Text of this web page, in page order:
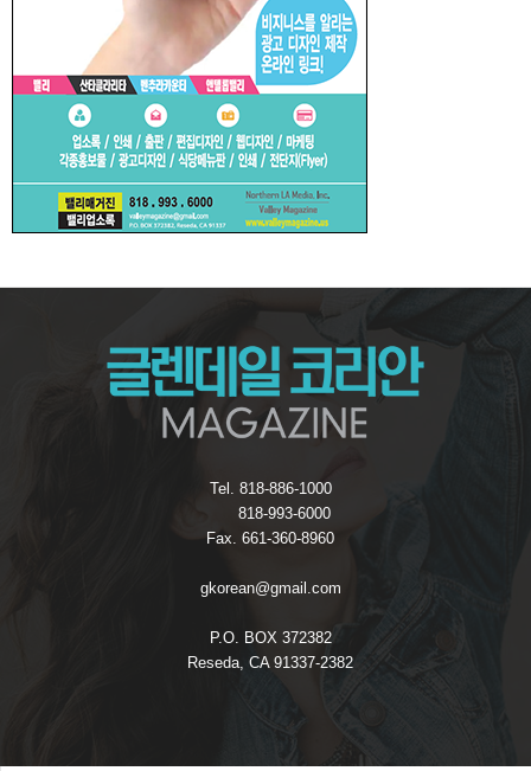
Tel. 818-886-1000
818-993-6000
Fax. 661-360-8960
gkorean@gmail.com
P.O. BOX 372382
Reseda, CA 91337-2382